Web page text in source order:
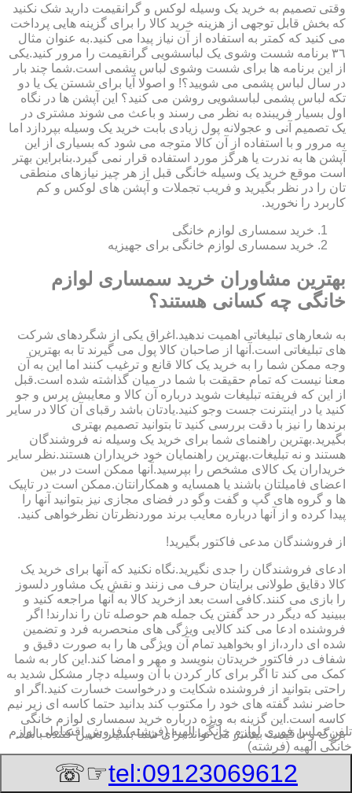
وقتی تصمیم به خرید یک وسیله لوکس و گرانقیمت دارید شک نکنید
که بخش قابل توجهی از هزینه خرید کالا را برای گزینه هایی پرداخت
می کنید که کمتر به استفاده از آن نیاز پیدا می کنید.به عنوان مثال
٣٦ برنامه شست وشوی یک لباسشویی گرانقیمت را مرور کنید.یکی
از این برنامه ها برای شست وشوی لباس پشمی است.شما چند بار
در سال لباس پشمی می شویید؟! و اصولا آیا برای شستن یک یا دو
تکه لباس پشمی لباسشویی روشن می کنید؟ این آپشن ها در نگاه
اول بسیار فریبنده به نظر می رسند و باعث می شوند مشتری در
یک تصمیم آنی و عجولانه پول زیادی بابت خرید یک وسیله بپردازد اما
به مرور و با استفاده از آن کالا متوجه می شود که بسیاری از این
آپشن ها به ندرت یا هرگز مورد استفاده قرار نمی گیرد.بنابراین بهتر
است موقع خرید یک وسیله خانگی قبل از هر چیز نیازهای منطقی
تان را در نظر بگیرید و فریب تجملات و آپشن های لوکس و کم
کاربرد را نخورید.
خرید سمساری لوازم خانگی
خرید سمساری لوازم خانگی برای جهیزیه
بهترین مشاوران خرید سمساری لوازم
خانگی چه کسانی هستند؟
به شعارهای تبلیغاتی اهمیت ندهید.اغراق یکی از شگردهای شرکت
های تبلیغاتی است.آنها از صاحبان کالا پول می گیرند تا به بهترین
وجه ممکن شما را به خرید یک کالا قانع و ترغیب کنند اما این به آن
معنا نیست که تمام حقیقت با شما در میان گذاشته شده است.قبل
از این که فریفته تبلیغات شوید درباره آن کالا و معایبش پرس و جو
کنید یا در اینترنت جست وجو کنید.یادتان باشد رقبای آن کالا در سایر
برندها را نیز با دقت بررسی کنید تا بتوانید تصمیم بهتری
بگیرید.بهترین راهنمای شما برای خرید یک وسیله نه فروشندگان
هستند و نه تبلیغات.بهترین راهنمایان خود خریداران هستند.نظر سایر
خریداران یک کالای مشخص را بپرسید.آنها ممکن است در بین
اعضای فامیلتان باشند یا همسایه و همکارانتان.ممکن است در تاپیک
ها و گروه های گپ و گفت وگو در فضای مجازی نیز بتوانید آنها را
پیدا کرده و از آنها درباره معایب برند موردنظرتان نظرخواهی کنید.
از فروشندگان مدعی فاکتور بگیرید!
ادعای فروشندگان را جدی نگیرید.نگاه نکنید که آنها برای خرید یک
کالا دقایق طولانی برایتان حرف می زنند و نقش یک مشاور دلسوز
را بازی می کنند.کافی است بعد ازخرید کالا به آنها مراجعه کنید و
ببینید که دیگر در حد گفتن یک جمله هم حوصله تان را ندارند! اگر
فروشنده ادعا می کند کالایی ویژگی های منحصربه فرد و تضمین
شده ای دارد،از او بخواهید تمام آن ویژگی ها را به صورت دقیق و
شفاف در فاکتور خریدتان بنویسد و مهر و امضا کند.این کار به شما
کمک می کند تا اگر برای کار کردن با آن وسیله دچار مشکل شدید به
راحتی بتوانید از فروشنده شکایت و درخواست خسارت کنید.اگر او
حاضر نشد گفته های خود را مکتوب کند بدانید حتما کاسه ای زیر نیم
کاسه است.این گزینه به ویژه درباره خرید سمساری لوازم خانگی
بزرگ و با قیمت بیشتر می تواند برای شما بسیار تعیین کننده باشد.
برچسب انرژی لوازم بزرگ را حتما چک کنید
به برچسب انرژی توجه کنید.برچسب انرژی ٧ فلش رنگی است که
تلفن تماس فوریلوازم خانگی الهیه (فرشته),فروش اقساطی لوازم
خانگی الهیه (فرشته)
tel:09123069612
☞☏